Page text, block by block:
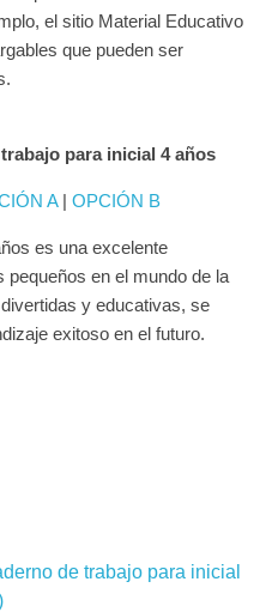
el sitio Material Educativo
que pueden ser
para inicial 4 años
A| OPCIÓN B
es una excelente
pequeños en el mundo de la
y educativas, se
exitoso en el futuro.
de trabajo para inicial